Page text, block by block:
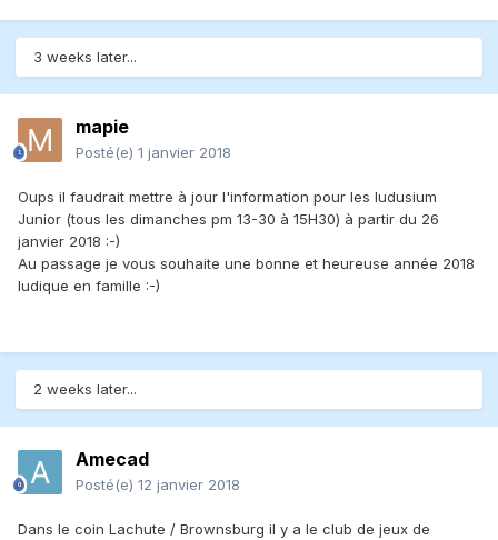
3 weeks later...
mapie
Posté(e) 1 janvier 2018
Oups il faudrait mettre à jour l'information pour les ludusium
Junior (tous les dimanches pm 13-30 à 15H30) à partir du 26
janvier 2018 :-)
Au passage je vous souhaite une bonne et heureuse année 2018
ludique en famille :-)
2 weeks later...
Amecad
Posté(e) 12 janvier 2018
Dans le coin Lachute / Brownsburg il y a le club de jeux de